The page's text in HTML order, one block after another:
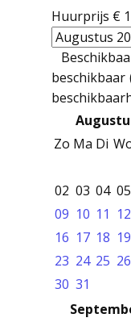
Huurprijs €
Zo Ma Di
02 03 04 05
09 10 11 12
16 17 18 19
23 24 25 26
30 31